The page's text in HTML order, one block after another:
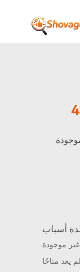
موجودة
يعد متاحًا